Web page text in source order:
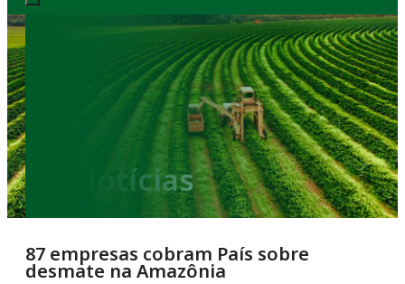
Notícias
87 empresas cobram País sobre
desmate na Amazônia